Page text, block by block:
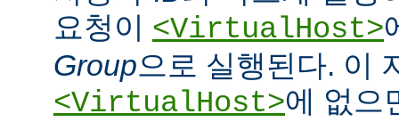
요청이 <VirtualHost>
Group으로 실행된다. 이
<VirtualHost>에 없으